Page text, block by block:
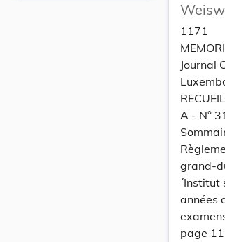
1171
Journal
A - N°
grand-
années
page